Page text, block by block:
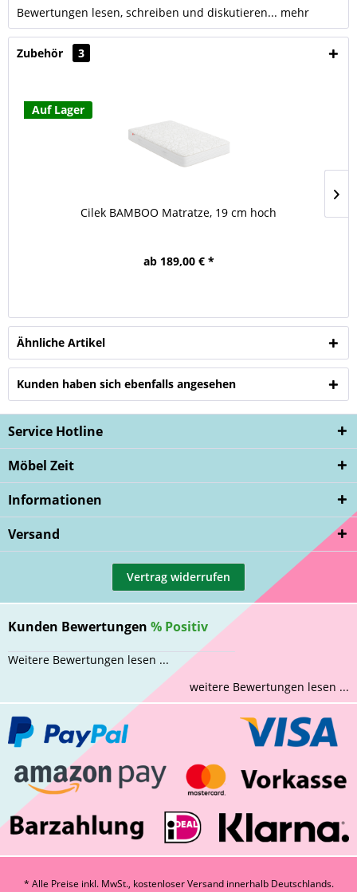
Bewertungen lesen, schreiben und diskutieren... mehr
Zubehör 3
Auf Lager
Cilek BAMBOO Matratze, 19 cm hoch
ab 189,00 € *
Ähnliche Artikel
Kunden haben sich ebenfalls angesehen
Service Hotline
Möbel Zeit
Informationen
Versand
Vertrag widerrufen
Kunden Bewertungen % Positiv
Weitere Bewertungen lesen ...
weitere Bewertungen lesen ...
* Alle Preise inkl. MwSt., kostenloser Versand innerhalb Deutschlands.